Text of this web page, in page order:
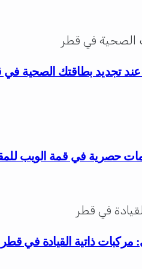
تجديد بطاقتك الصحية في
حصرية في قمة الويب
ذاتية القيادة في قطر